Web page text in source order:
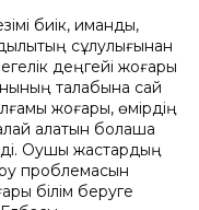
биік, иманды,
сұлулығынан
деңгейі жоғары
талабына сай
жоғары, өмірдің
алатын болашақ
Оқушы жастардың
проблемасын
білім беруге